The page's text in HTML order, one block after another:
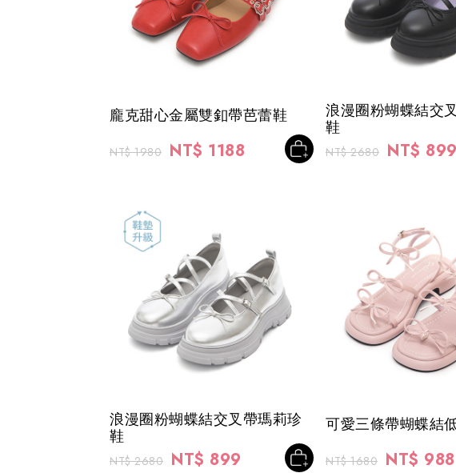
龐克甜心金屬雙釦帶芭蕾鞋
NT$ 1980 NT$ 1188
浪漫圈粉蝴蝶結交
鞋
NT$ 2680 NT$ 899
浪漫圈粉蝴蝶結交叉帶瑪莉珍
鞋
NT$ 2680 NT$ 899
可愛三條帶蝴蝶結
NT$ 1680 NT$ 988